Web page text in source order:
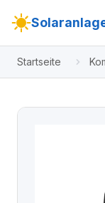
Startseite